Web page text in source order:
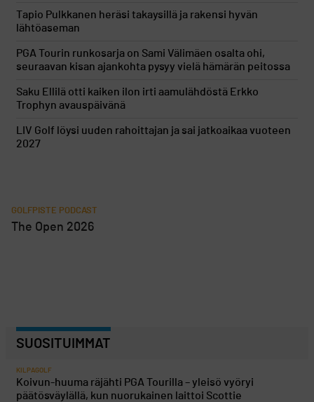
Tapio Pulkkanen heräsi takaysillä ja rakensi hyvän
lähtöaseman
PGA Tourin runkosarja on Sami Välimäen osalta ohi,
seuraavan kisan ajankohta pysyy vielä hämärän peitossa
Saku Ellilä otti kaiken ilon irti aamulähdöstä Erkko
Trophyn avauspäivänä
LIV Golf löysi uuden rahoittajan ja sai jatkoaikaa vuoteen
2027
GOLFPISTE PODCAST
The Open 2026
SUOSITUIMMAT
KILPAGOLF
Koivun-huuma räjähti PGA Tourilla – yleisö vyöryi
päätösväylällä, kun nuorukainen laittoi Scottie